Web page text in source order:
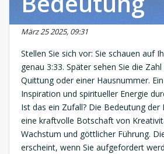
März 25 2025, 09:31
Stellen Sie sich vor: Sie schauen auf
genau 3:33. Später sehen Sie die
Quittung oder einer Hausnummer.
Inspiration und spiritueller Energie
Ist das ein Zufall? Die Bedeutung der
eine kraftvolle Botschaft von
Wachstum und göttlicher Führung.
erscheint, wenn Sie aufgefordert